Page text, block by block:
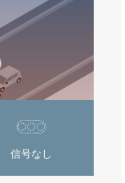
信号なし